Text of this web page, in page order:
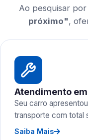
Ao pesquisar por
próximo",
Atendimento
Seu carro
transporte com total
Saiba Mais